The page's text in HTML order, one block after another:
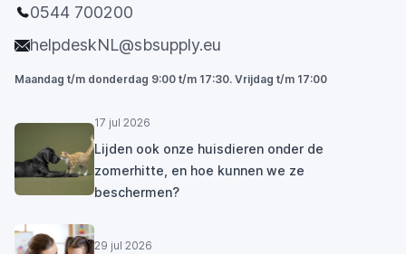
0544 700200
helpdeskNL@sbsupply.eu
Maandag t/m donderdag 9:00 t/m 17:30. Vrijdag t/m 17:00
17 jul 2026
Lijden ook onze huisdieren onder de
zomerhitte, en hoe kunnen we ze
beschermen?
29 jul 2026